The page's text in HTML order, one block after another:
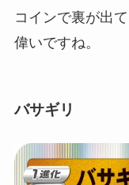
コインで裏が出
偉いですね。
バサギリ